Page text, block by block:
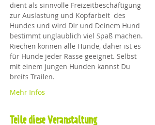
dient als sinnvolle Freizeitbeschäftigung
zur Auslastung und Kopfarbeit  des
Hundes und wird Dir und Deinem Hund
bestimmt unglaublich viel Spaß machen.
Riechen können alle Hunde, daher ist es
für Hunde jeder Rasse geeignet. Selbst
mit einem jungen Hunden kannst Du
breits Trailen.
Mehr Infos
Teile diese Veranstaltung